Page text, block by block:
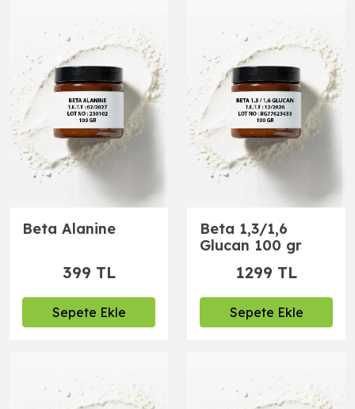
Beta Alanine
399 TL
Sepete Ekle
Beta 1,3/1,6
Glucan 100 gr
1299 TL
Sepete Ekle